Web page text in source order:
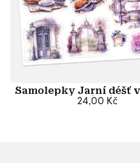
Samolepky Jarní déšť
Zátiší
24,00 Kč
Přidat do košíku